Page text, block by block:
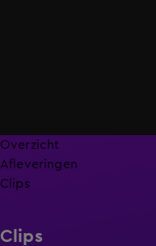
Overzicht
Afleveringen
Clips
Clips